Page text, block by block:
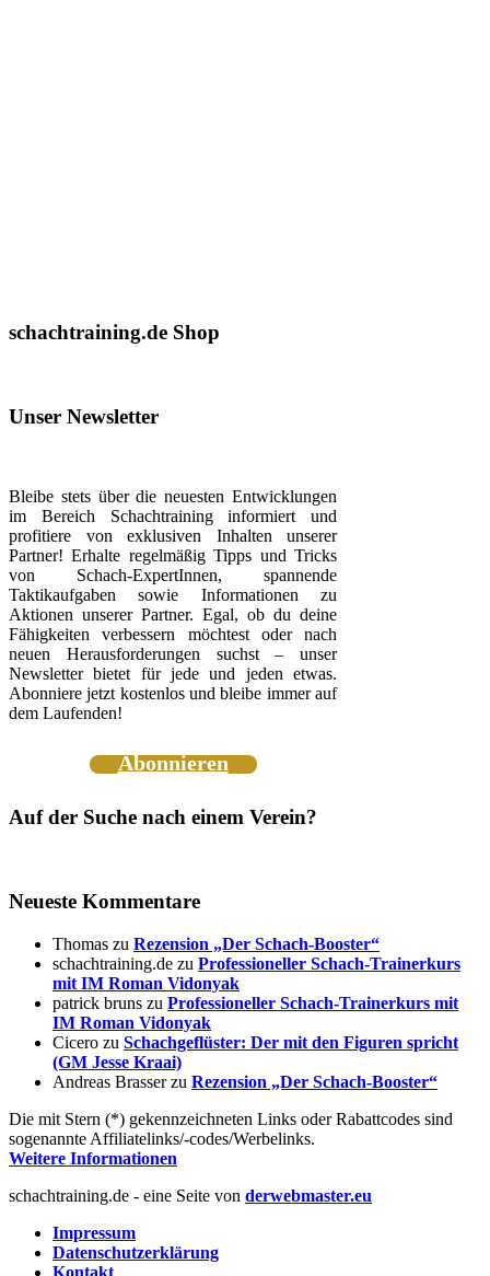
schachtraining.de Shop
Unser Newsletter
Bleibe stets über die neuesten Entwicklungen
im Bereich Schachtraining informiert und
profitiere von exklusiven Inhalten unserer
Partner! Erhalte regelmäßig Tipps und Tricks
von Schach-ExpertInnen, spannende
Taktikaufgaben sowie Informationen zu
Aktionen unserer Partner. Egal, ob du deine
Fähigkeiten verbessern möchtest oder nach
neuen Herausforderungen suchst – unser
Newsletter bietet für jede und jeden etwas.
Abonniere jetzt kostenlos und bleibe immer auf
dem Laufenden!
Abonnieren
Auf der Suche nach einem Verein?
Neueste Kommentare
Thomas zu Rezension „Der Schach-Booster“
schachtraining.de zu Professioneller Schach-Trainerkurs
mit IM Roman Vidonyak
patrick bruns zu Professioneller Schach-Trainerkurs mit
IM Roman Vidonyak
Cicero zu Schachgeflüster: Der mit den Figuren spricht
(GM Jesse Kraai)
Andreas Brasserzu Rezension „Der Schach-Booster“
Die mit Stern (*) gekennzeichneten Links oder Rabattcodes sind
sogenannte Affiliatelinks/-codes/Werbelinks.
Weitere Informationen
schachtraining.de - eine Seite von derwebmaster.eu
Impressum
Datenschutzerklärung
Kontakt